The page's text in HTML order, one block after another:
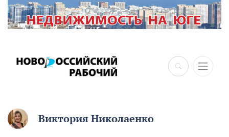
×
Виктория Николаенко